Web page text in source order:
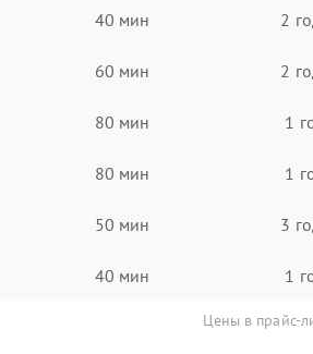
40 мин 2
60 мин 2
80 мин 1
80 мин 1
50 мин 3
40 мин 1
Цены в прайс-